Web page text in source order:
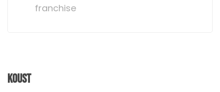
franchise
Koust